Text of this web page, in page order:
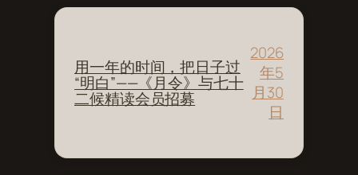
用一年的时间，把日子过
“明白”——《月令》与七十
二候精读会员招募
2026
年5
月30
日